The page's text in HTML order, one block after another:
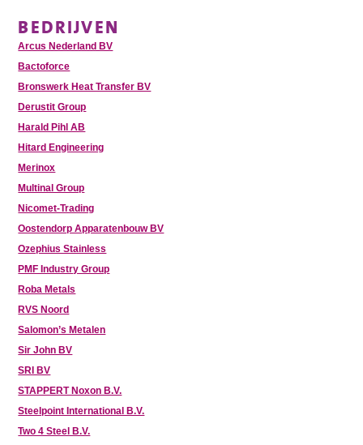
BEDRIJVEN
Arcus Nederland BV
Bactoforce
Bronswerk Heat Transfer BV
Derustit Group
Harald Pihl AB
Hitard Engineering
Merinox
Multinal Group
Nicomet-Trading
Oostendorp Apparatenbouw BV
Ozephius Stainless
PMF Industry Group
Roba Metals
RVS Noord
Salomon’s Metalen
Sir John BV
SRI BV
STAPPERT Noxon B.V.
Steelpoint International B.V.
Two 4 Steel B.V.